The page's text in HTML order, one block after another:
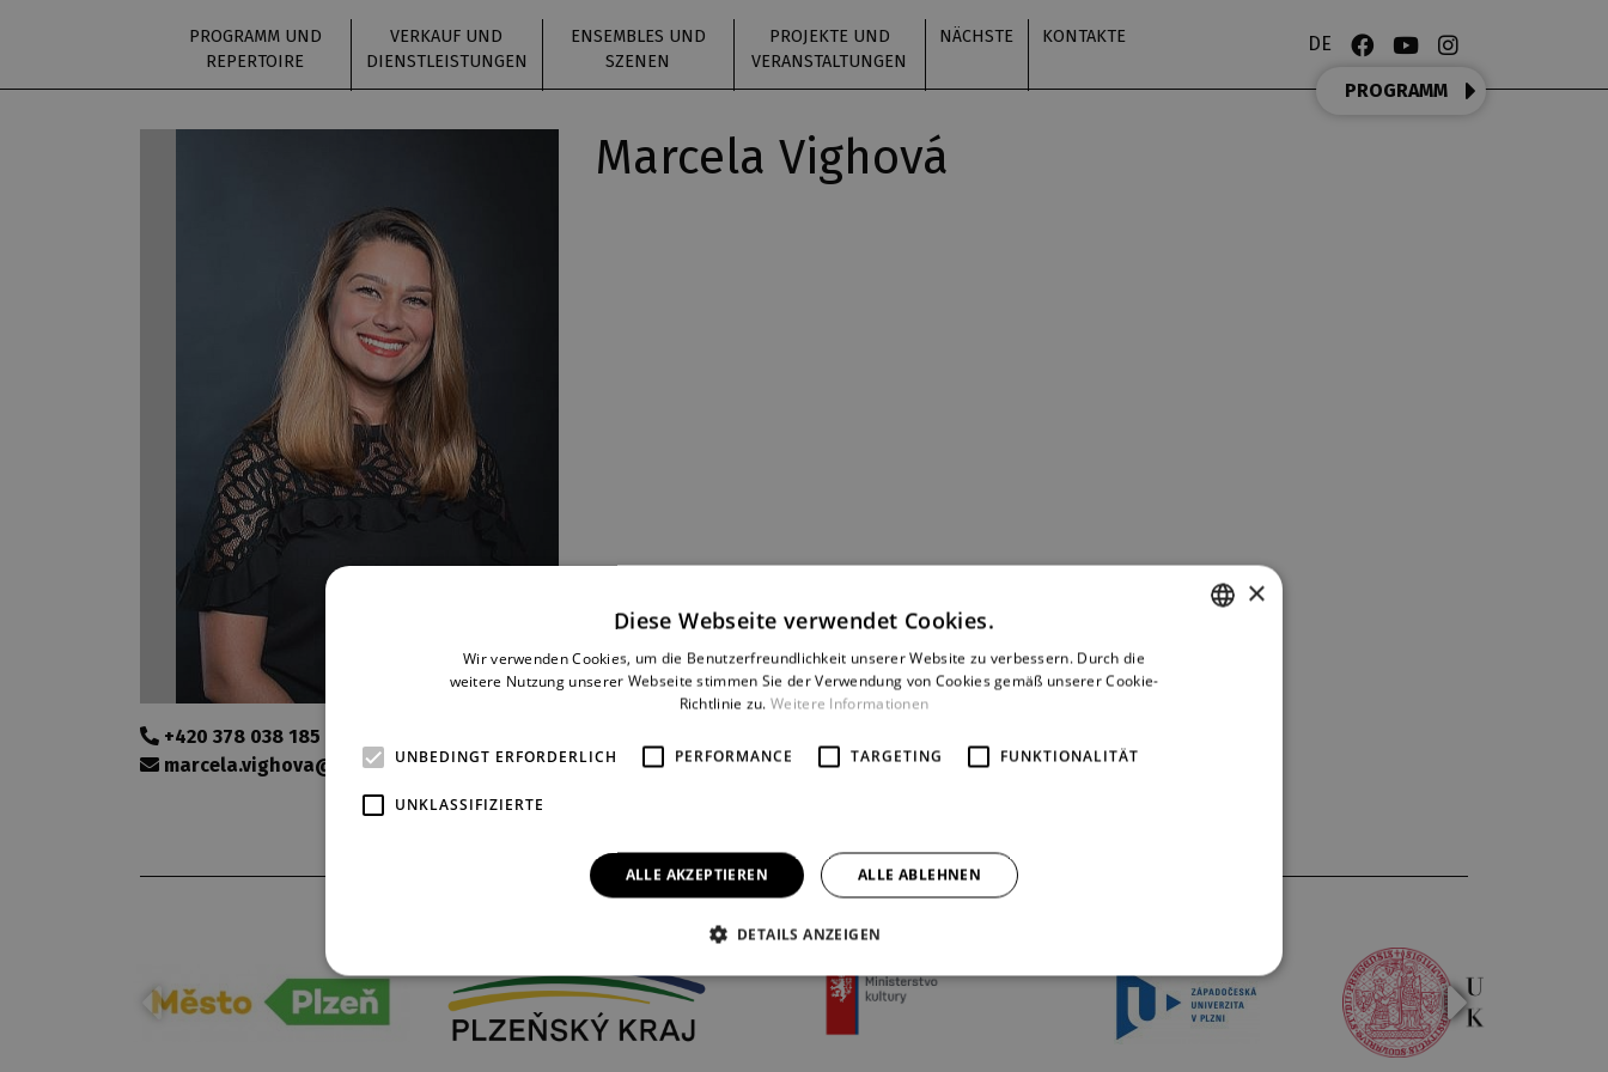
PROGRAMM UND
REPERTOIRE
VERKAUF UND
DIENSTLEISTUNGEN
ENSEMBLES UND
SZENEN
PROJEKTE UND
VERANSTALTUNGEN
NÄCHSTE KONTAKTE DE
PROGRAMM
+420 378 038 185
marcela.vighova@djkt.eu
Marcela Vighová
×
Diese Webseite verwendet Cookies.
Wir verwenden Cookies, um die Benutzerfreundlichkeit unserer Website zu verbessern. Durch die
weitere Nutzung unserer Webseite stimmen Sie der Verwendung von Cookies gemäß unserer Cookie-
Richtlinie zu. Weitere Informationen
UNBEDINGT ERFORDERLICH PERFORMANCE TARGETING FUNKTIONALITÄT
UNKLASSIFIZIERTE
ALLE AKZEPTIEREN ALLE ABLEHNEN
DETAILS ANZEIGEN